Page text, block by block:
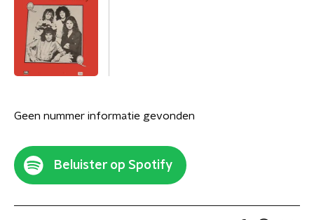
Geen nummer informatie gevonden
Beluister op Spotify